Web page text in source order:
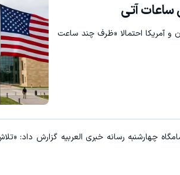
ساعات آتی
و آمریکا احتمالا «ظرف چند ساعت
چهارشنبه رسانه خبری العربیه گزارش داد:
درخواست اعتبار